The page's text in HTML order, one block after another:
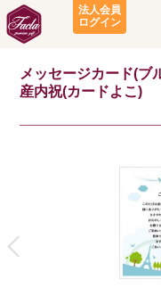
法人会員
ログイン
メッセージカード(ブ
産内祝(カードよこ)